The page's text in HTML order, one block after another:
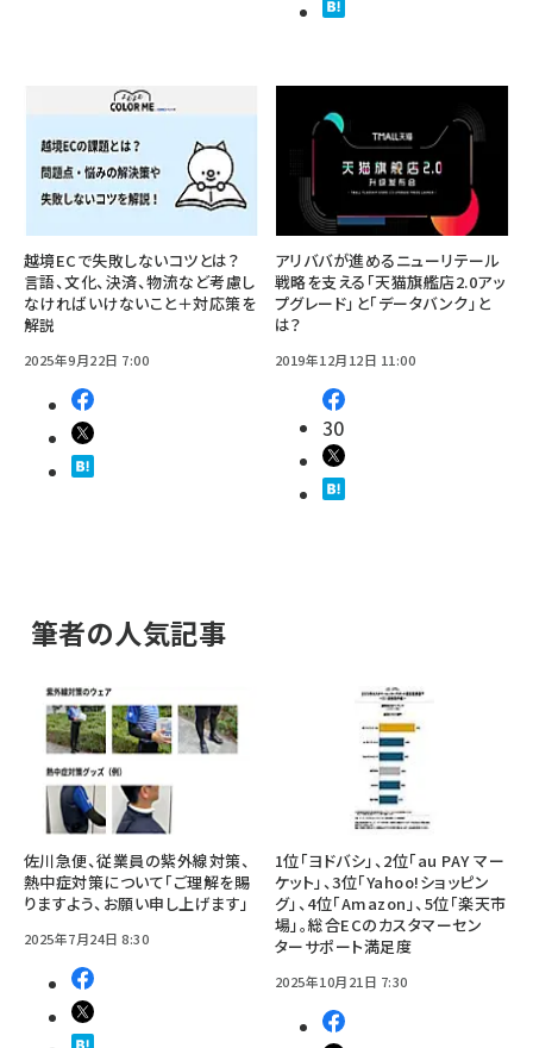
越境ECで失敗しないコツとは？
言語、文化、決済、物流など考慮し
なければいけないこと＋対応策を
解説
2025年9月22日 7:00
アリババが進めるニューリテール
戦略を支える「天猫旗艦店2.0アッ
プグレード」と「データバンク」と
は？
2019年12月12日 11:00
30
筆者の人気記事
佐川急便、従業員の紫外線対策、
熱中症対策について「ご理解を賜
りますよう、お願い申し上げます」
2025年7月24日 8:30
1位「ヨドバシ」、2位「au PAY マー
ケット」、3位「Yahoo!ショッピン
グ」、4位「Amazon」、5位「楽天市
場」。総合ECのカスタマーセン
ターサポート満足度
2025年10月21日 7:30